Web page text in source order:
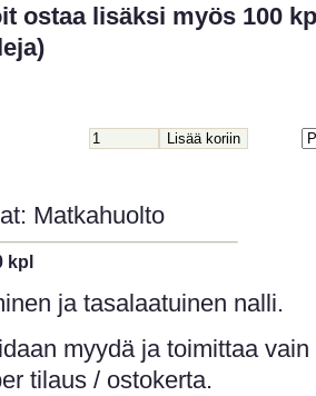
ostaa lisäksi myös 100
Matkahuolto
kpl
ja tasalaatuinen nalli.
myydä ja toimittaa vain
tilaus / ostokerta.